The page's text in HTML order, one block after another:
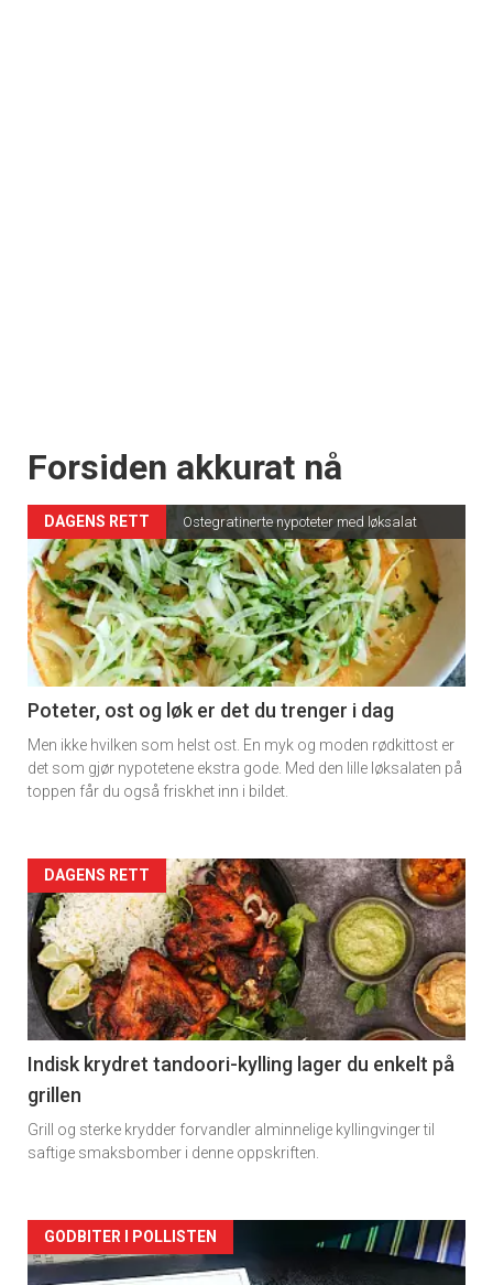
Forsiden akkurat nå
DAGENS RETT Ostegratinerte nypoteter med løksalat
Poteter, ost og løk er det du trenger i dag
Men ikke hvilken som helst ost. En myk og moden rødkittost er
det som gjør nypotetene ekstra gode. Med den lille løksalaten på
toppen får du også friskhet inn i bildet.
Forsiden
akkurat
nå
-
2
DAGENS RETT
Indisk krydret tandoori-kylling lager du enkelt på
grillen
Grill og sterke krydder forvandler alminnelige kyllingvinger til
saftige smaksbomber i denne oppskriften.
Forsiden
GODBITER I POLLISTEN